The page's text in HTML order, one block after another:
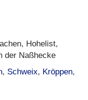
Hohelist,
der Naßhecke
, Schweix, Kröppen,